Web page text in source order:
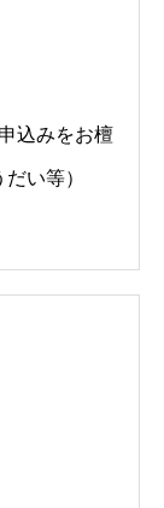
込みをお檀
い等）